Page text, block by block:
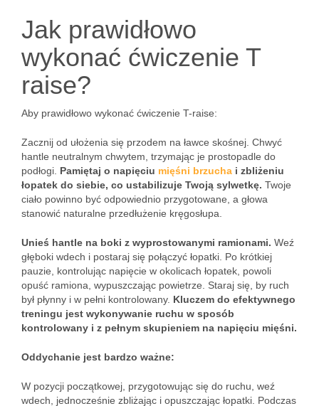
Jak prawidłowo
wykonać ćwiczenie T
raise?
Aby prawidłowo wykonać ćwiczenie T-raise:
Zacznij od ułożenia się przodem na ławce skośnej. Chwyć
hantle neutralnym chwytem, trzymając je prostopadle do
podłogi. Pamiętaj o napięciu mięśni brzucha i zbliżeniu
łopatek do siebie, co ustabilizuje Twoją sylwetkę. Twoje
ciało powinno być odpowiednio przygotowane, a głowa
stanowić naturalne przedłużenie kręgosłupa.
Unieś hantle na boki z wyprostowanymi ramionami. Weź
głęboki wdech i postaraj się połączyć łopatki. Po krótkiej
pauzie, kontrolując napięcie w okolicach łopatek, powoli
opuść ramiona, wypuszczając powietrze. Staraj się, by ruch
był płynny i w pełni kontrolowany. Kluczem do efektywnego
treningu jest wykonywanie ruchu w sposób
kontrolowany i z pełnym skupieniem na napięciu mięśni.
Oddychanie jest bardzo ważne:
W pozycji początkowej, przygotowując się do ruchu, weź
wdech, jednocześnie zbliżając i opuszczając łopatki. Podczas